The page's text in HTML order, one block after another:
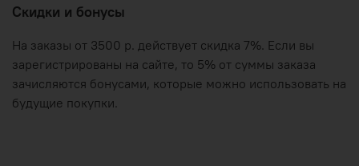
Скидки и бонусы
На заказы от 3500 р. действует скидка 7%. Если вы
зарегистрированы на сайте, то 5% от суммы заказа
зачисляются бонусами, которые можно использовать на
будущие покупки.